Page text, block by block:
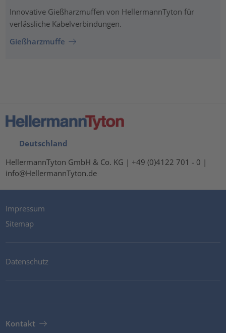
Innovative Gießharzmuffen von HellermannTyton für
verlässliche Kabelverbindungen.
Gießharzmuffe
Deutschland
HellermannTyton GmbH & Co. KG | +49 (0)4122 701 - 0 |
info@HellermannTyton.de
Impressum
Sitemap
Datenschutz
Kontakt